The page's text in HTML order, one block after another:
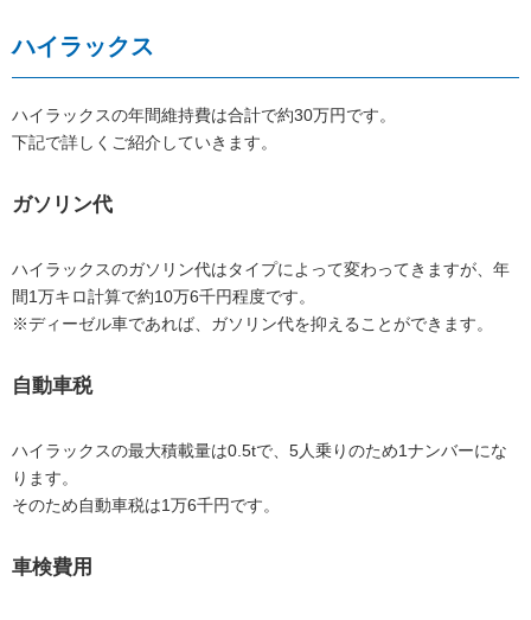
ハイラックス
ハイラックスの年間維持費は合計で約30万円です。
下記で詳しくご紹介していきます。
ガソリン代
ハイラックスのガソリン代はタイプによって変わってきますが、年
間1万キロ計算で約10万6千円程度です。
※ディーゼル車であれば、ガソリン代を抑えることができます。
自動車税
ハイラックスの最大積載量は0.5tで、5人乗りのため1ナンバーにな
ります。
そのため自動車税は1万6千円です。
車検費用